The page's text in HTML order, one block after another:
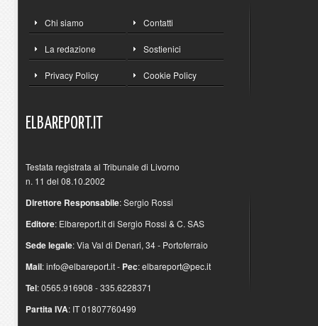
Chi siamo Contatti
La redazione Sostienici
Privacy Policy Cookie Policy
ELBAREPORT.IT
Testata registrata al Tribunale di Livorno
n. 11 del 08.10.2002
Direttore Responsabile: Sergio Rossi
Editore: Elbareport.it di Sergio Rossi & C. SAS
Sede legale: Via Val di Denari, 34 - Portoferraio
Mail:info@elbareport.it- Pec:elbareport@pec.it
Tel: 0565.916908 - 335.6228371
Partita IVA: IT 01807760499